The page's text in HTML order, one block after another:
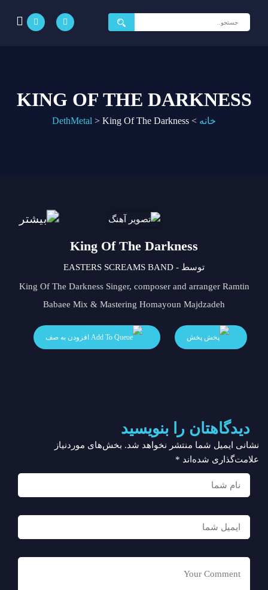
جستجو
برای:
KING OF THE DARKNESS
خانه >
DethMetal > King Of The Darkness
King Of The Darkness
توسط - EASTERS SCREAMS BAND
King Of The Darkness Singer, composer and arranger Ramtin
Babaee Mix & Mastering Homayoun Majdzadeh
پخش افزودن به صف
دیدگاهتان را بنویسید
نشانی ایمیل شما منتشر نخواهد شد. بخش‌های موردنیاز
علامت‌گذاری شده‌اند *